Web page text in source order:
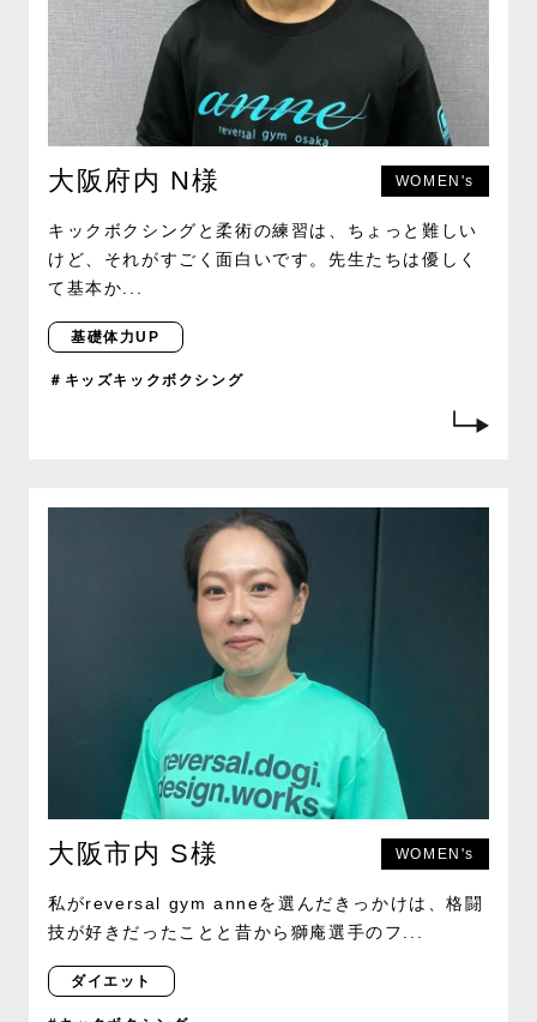
大阪府内 N様 WOMEN's
キックボクシングと柔術の練習は、ちょっと難しい
けど、それがすごく面白いです。先生たちは優しく
て基本か...
基礎体力UP
＃キッズキックボクシング
大阪市内 S様 WOMEN's
私がreversal gym anneを選んだきっかけは、格闘
技が好きだったことと昔から獅庵選手のフ...
ダイエット